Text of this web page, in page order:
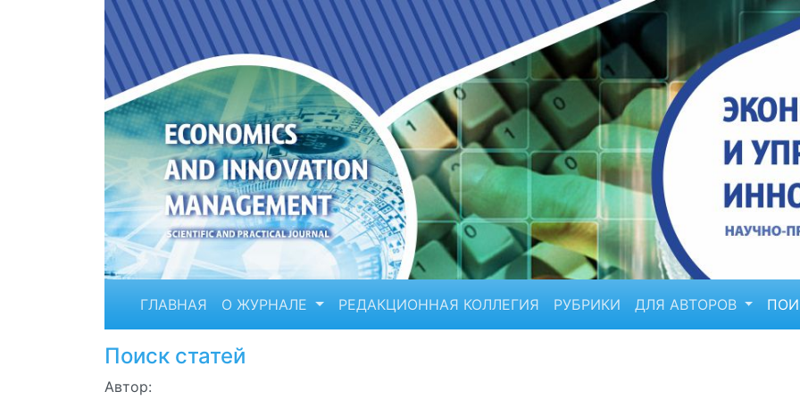
ГЛАВНАЯ О ЖУРНАЛЕ РЕДАКЦИОННАЯ КОЛЛЕГИЯ РУБРИКИ ДЛЯ АВТОРОВ
Поиск статей
Автор: